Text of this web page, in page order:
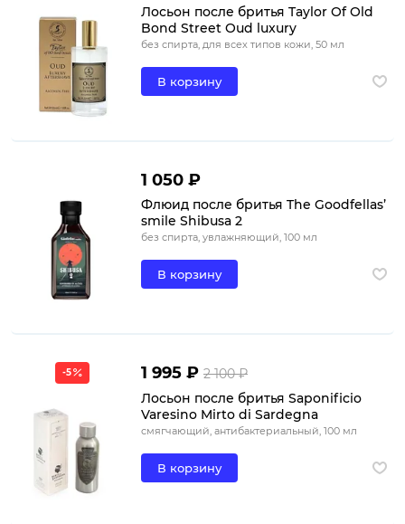
Лосьон после бритья Taylor Of Old
Bond Street Oud luxury
без спирта, для всех типов кожи, 50 мл
В корзину
1 050 ₽
Флюид после бритья The Goodfellas’
smile Shibusa 2
без спирта, увлажняющий, 100 мл
В корзину
-5 1 995 ₽ 2 100 ₽
Лосьон после бритья Saponificio
Varesino Mirto di Sardegna
смягчающий, антибактериальный, 100 мл
В корзину